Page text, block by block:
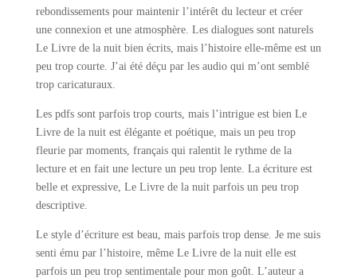
rebondissements pour maintenir l’intérêt du lecteur et créer
une connexion et une atmosphère. Les dialogues sont naturels
Le Livre de la nuit bien écrits, mais l’histoire elle-même est un
peu trop courte. J’ai été déçu par les audio qui m’ont semblé
trop caricaturaux.
Les pdfs sont parfois trop courts, mais l’intrigue est bien Le
Livre de la nuit est élégante et poétique, mais un peu trop
fleurie par moments, français qui ralentit le rythme de la
lecture et en fait une lecture un peu trop lente. La écriture est
belle et expressive, Le Livre de la nuit parfois un peu trop
descriptive.
Le style d’écriture est beau, mais parfois trop dense. Je me suis
senti ému par l’histoire, même Le Livre de la nuit elle est
parfois un peu trop sentimentale pour mon goût. L’auteur a